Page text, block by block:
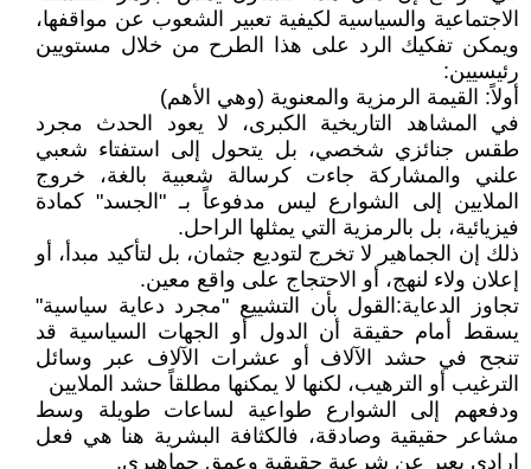
الاجتماعية والسياسية لكيفية تعبير الشعوب عن مواقفها،
ويمكن تفكيك الرد على هذا الطرح من خلال مستويين
رئيسيين:
أولاً: القيمة الرمزية والمعنوية (وهي الأهم)
في المشاهد التاريخية الكبرى، لا يعود الحدث مجرد
طقس جنائزي شخصي، بل يتحول إلى استفتاء شعبي
علني والمشاركة جاءت كرسالة شعبية بالغة، خروج
الملايين إلى الشوارع ليس مدفوعاً بـ "الجسد" كمادة
فيزيائية، بل بالرمزية التي يمثلها الراحل.
ذلك إن الجماهير لا تخرج لتوديع جثمان، بل لتأكيد مبدأ، أو
إعلان ولاء لنهج، أو الاحتجاج على واقع معين.
تجاوز الدعاية:القول بأن التشييع "مجرد دعاية سياسية"
يسقط أمام حقيقة أن الدول أو الجهات السياسية قد
تنجح في حشد الآلاف أو عشرات الآلاف عبر وسائل
الترغيب أو الترهيب، لكنها لا يمكنها مطلقاً حشد الملايين
ودفعهم إلى الشوارع طواعية لساعات طويلة وسط
مشاعر حقيقية وصادقة، فالكثافة البشرية هنا هي فعل
إرادي يعبر عن شرعية حقيقية وعمق جماهيري.